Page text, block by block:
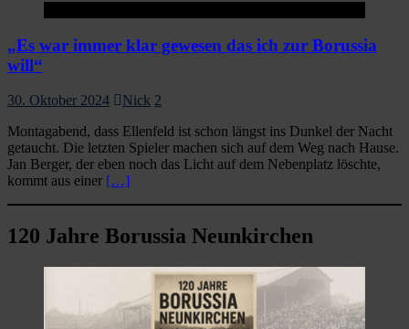
„Es war immer klar gewesen das ich zur Borussia
will“
30. Oktober 2024 Nick 2
Montagabend, dass Ellenfeld ist schon längst ins Dunkel der Nacht
getaucht. Die letzten Spieler machen sich auf dem Weg nach Hause.
Jan Berger, der eben noch das Licht auf dem Nebenplatz löschte,
kommt aus einer […]
120 Jahre Borussia Neunkirchen